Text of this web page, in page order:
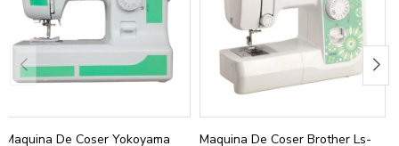
Maquina De Coser Yokoyama
Maquina De Coser Brother Ls-